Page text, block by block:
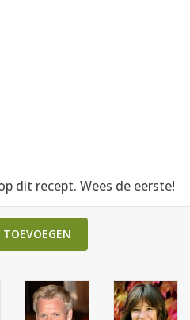
dit recept. Wees de eerste!
TOEVOEGEN